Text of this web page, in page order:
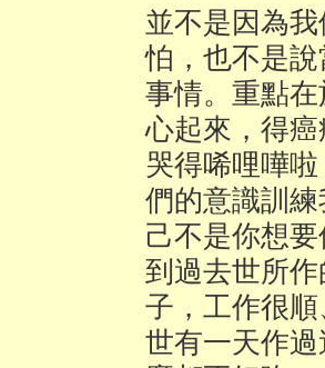
並不是因為
怕，也不是
事情。重點
心起來，得
哭得唏哩嘩
們的意識訓
己不是你想
到過去世所
子，工作很
世有一天作